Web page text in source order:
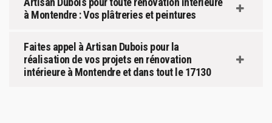
à Montendre : Vos plâtreries et peintures
Faites appel à Artisan Dubois pour la
réalisation de vos projets en rénovation
intérieure à Montendre et dans tout le 17130